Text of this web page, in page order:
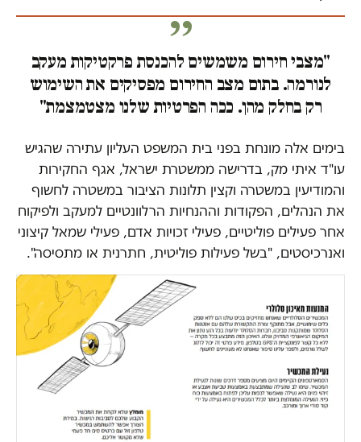
"מצבי חירום משמשים להכנסת פרקטיקות מעקב
לנורמה. בתום מצב החירום מפסיקים את השימוש
רק בחלק מהן. ככה הפרטיות שלנו מצטמצמת"
בימים אלה מונחת בפני בית המשפט העליון עתירה שהגיש
עו"ד איתי מק, בדרישה ממשטרת ישראל, אגף החקירות
והמודיעין במשטרה וקצין תלונות הציבור במשטרה לחשוף
את הנהלים, הפקודות וההנחיות הרלוונטיים למעקב ולפיקוח
אחר פעילים פוליטיים, פעילי זכויות אדם, פעילי שמאל קיצוני
ואנרכיסטים, "בשל פעילות פוליטית, חתרנית או מתסיסה".